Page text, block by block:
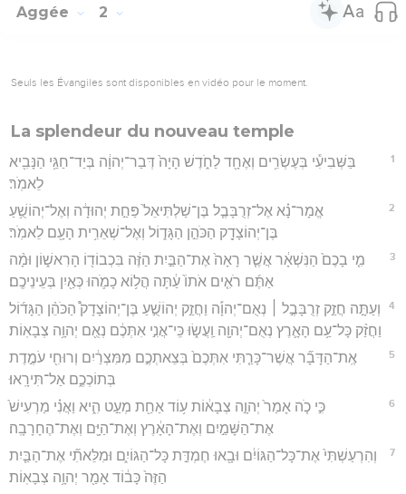
Aggée 2
Seuls les Évangiles sont disponibles en vidéo pour le moment.
La splendeur du nouveau temple
1
בַּשְּׁבִיעִ֕י בְּעֶשְׂרִ֥ים וְאֶחָ֖ד לַחֹ֑דֶשׁ הָיָה֙ דְּבַר־יְהוָ֔ה בְּיַד־חַגַּ֥י הַנָּבִ֖יא
לֵאמֹֽר׃
2
אֱמָר־נָ֗א אֶל־זְרֻבָּבֶ֤ל בֶּן־שַׁלְתִּיאֵל֙ פַּחַ֣ת יְהוּדָ֔ה וְאֶל־יְהוֹשֻׁ֥עַ
בֶּן־יְהוֹצָדָ֖ק הַכֹּהֵ֣ן הַגָּד֑וֹל וְאֶל־שְׁאֵרִ֥ית הָעָ֖ם לֵאמֹֽר׃
3
מִ֤י בָכֶם֙ הַנִּשְׁאָ֔ר אֲשֶׁ֤ר רָאָה֙ אֶת־הַבַּ֣יִת הַזֶּ֔ה בִּכְבוֹד֖וֹ הָרִאשׁ֑וֹן וּמָ֨ה
אַתֶּ֜ם רֹאִ֤ים אֹתוֹ֙ עַ֔תָּה הֲל֥וֹא כָמֹ֛הוּ כְּאַ֖יִן בְּעֵינֵיכֶֽם׃
4
וְעַתָּ֣ה חֲזַ֣ק זְרֻבָּבֶ֣ל ׀ נְאֻם־יְהוָ֡ה וַחֲזַ֣ק יְהוֹשֻׁ֣עַ בֶּן־יְהוֹצָדָק֩ הַכֹּהֵ֨ן הַגָּד֜וֹל
וַחֲזַ֨ק כָּל־עַ֥ם הָאָ֛רֶץ נְאֻם־יְהוָ֖ה וַֽעֲשׂ֑וּ כִּֽי־אֲנִ֣י אִתְּכֶ֔ם נְאֻ֖ם יְהוָ֥ה צְבָאֽוֹת׃
5
אֶֽת־הַדָּבָ֞ר אֲשֶׁר־כָּרַ֤תִּי אִתְּכֶם֙ בְּצֵאתְכֶ֣ם מִמִּצְרַ֔יִם וְרוּחִ֖י עֹמֶ֣דֶת
בְּתוֹכְכֶ֑ם אַל־תִּירָֽאוּ׃
6
כִּ֣י כֹ֤ה אָמַר֙ יְהוָ֣ה צְבָא֔וֹת ע֥וֹד אַחַ֖ת מְעַ֣ט הִ֑יא וַאֲנִ֗י מַרְעִישׁ֙
אֶת־הַשָּׁמַ֣יִם וְאֶת־הָאָ֔רֶץ וְאֶת־הַיָּ֖ם וְאֶת־הֶחָרָבָֽה׃
7
וְהִרְעַשְׁתִּי֙ אֶת־כָּל־הַגּוֹיִ֔ם וּבָ֖אוּ חֶמְדַּ֣ת כָּל־הַגּוֹיִ֑ם וּמִלֵּאתִ֞י אֶת־הַבַּ֤יִת
הַזֶּה֙ כָּב֔וֹד אָמַ֖ר יְהוָ֥ה צְבָאֽוֹת׃